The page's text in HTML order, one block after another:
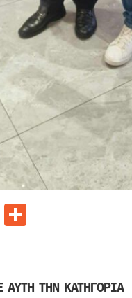
ΤΗΝ ΚΑΤΗΓΟΡΙΑ